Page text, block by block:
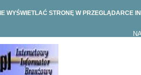
WYŚWIETLAĆ STRONĘ W PRZEGLĄDARCE